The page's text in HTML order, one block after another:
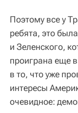
Поэтому все у
ребята, это
и Зеленского,
проиграна еще
в то, что уже
интересы
очевидное: